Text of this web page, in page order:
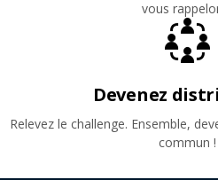
vous
Devenez
Relevez le challenge. Ensemble,
commun !